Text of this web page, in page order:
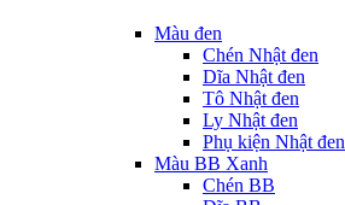
Màu đen
Chén Nhật đen
Dĩa Nhật đen
Tô Nhật đen
Ly Nhật đen
Phụ kiện Nhật đen
Màu BB Xanh
Chén BB